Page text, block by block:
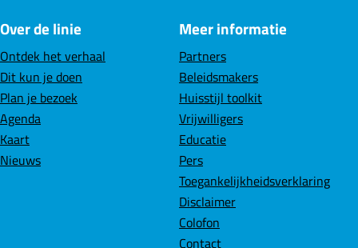
a
c
e
b
o
o
k
i
k
e
d
h
t
s
A
Over de linie
Ontdek het verhaal
Dit kun je doen
Plan je bezoek
Agenda
Kaart
Nieuws
Meer informatie
Partners
Beleidsmakers
Huisstijl toolkit
Vrijwilligers
Educatie
Pers
Toegankelijkheidsverklaring
Disclaimer
Colofon
Contact